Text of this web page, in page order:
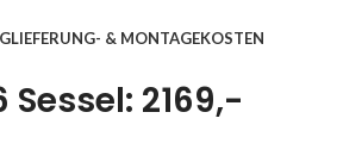
LIEFERUNG- & MONTAGEKOSTEN
Sessel: 2169,-